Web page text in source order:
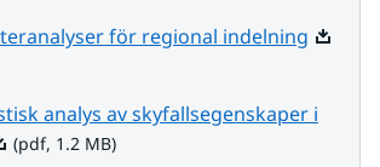
för regional indelning Pdf,
analys av skyfallsegenskaper i
1.2 MB.
(pdf, 1.2 MB)